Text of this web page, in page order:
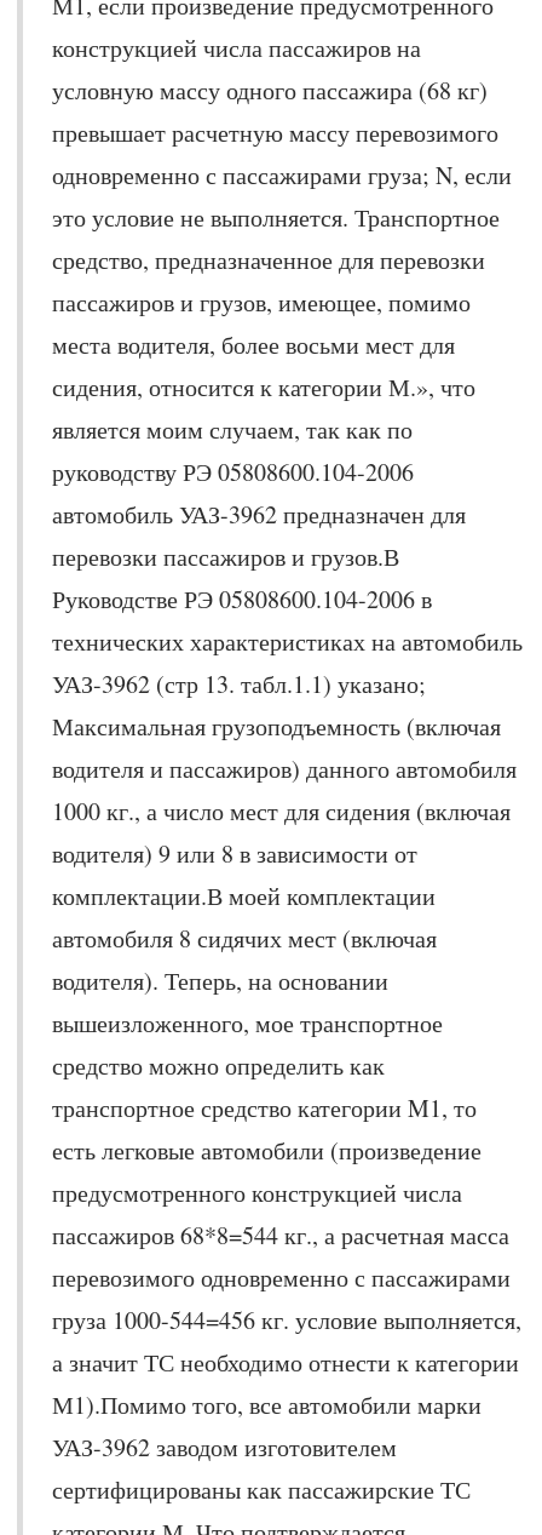
конструкцией числа пассажиров на
условную массу одного пассажира (68 кг)
превышает расчетную массу перевозимого
одновременно с пассажирами груза; N, если
это условие не выполняется. Транспортное
средство, предназначенное для перевозки
пассажиров и грузов, имеющее, помимо
места водителя, более восьми мест для
сидения, относится к категории М.», что
является моим случаем, так как по
руководству РЭ 05808600.104-2006
автомобиль УАЗ-3962 предназначен для
перевозки пассажиров и грузов.В
Руководстве РЭ 05808600.104-2006 в
технических характеристиках на автомобиль
УАЗ-3962 (стр 13. табл.1.1) указано;
Максимальная грузоподъемность (включая
водителя и пассажиров) данного автомобиля
1000 кг., а число мест для сидения (включая
водителя) 9 или 8 в зависимости от
комплектации.В моей комплектации
автомобиля 8 сидячих мест (включая
водителя). Теперь, на основании
вышеизложенного, мое транспортное
средство можно определить как
транспортное средство категории M1, то
есть легковые автомобили (произведение
предусмотренного конструкцией числа
пассажиров 68*8=544 кг., а расчетная масса
перевозимого одновременно с пассажирами
груза 1000-544=456 кг. условие выполняется,
а значит ТС необходимо отнести к категории
М1).Помимо того, все автомобили марки
УАЗ-3962 заводом изготовителем
сертифицированы как пассажирские ТС